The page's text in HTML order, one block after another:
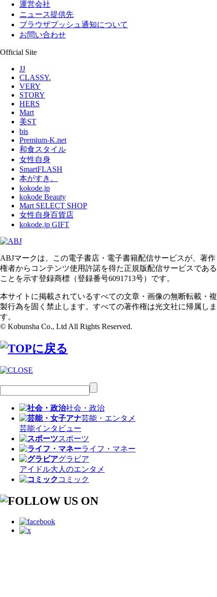
運営会社
ニュース提供先
ブラウザプッシュ通知について
お問い合わせ
Official Site
JJ
CLASSY.
VERY
STORY
HERS
Mart
美ST
bis
Premium-K.net
和食スタイル
女性自身
SmartFLASH
本がすき。
kokode.jp
kokode Beauty
Mart SELECT SHOP
女性自身百貨店
kokode.jp GIFT
ABJマークは、この電子書店・電子書籍配信サービスが、著作
権者からコンテンツ使用許諾を得た正規版配信サービスである
ことを示す登録商標（登録番号6091713号）です。
本サイトに掲載されているすべての文章・画像の無断転載・複
製行為を固く禁止します。すべての著作権は光文社に帰属しま
す。
© Kobunsha Co., Ltd All Rights Reserved.
社会・政治
芸能・エンタメ
芸能インタビュー
スポーツ
ライフ・マネー
グラビア
アイドル大人のエンタメ
コミック